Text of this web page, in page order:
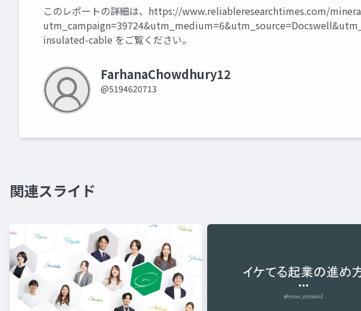
このレポートの詳細は、 https://www.reliableresearchtimes.com/
insulated-cable をご覧ください。
FarhanaChowdhury12
@5194620713
関連スライド